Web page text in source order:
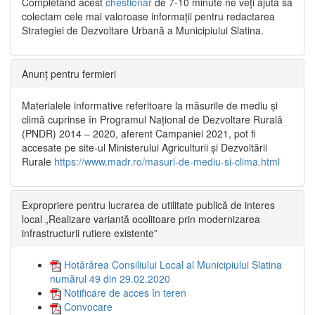
colectam cele mai valoroase informații pentru redactarea
Strategiei de Dezvoltare Urbană a Municipiului Slatina.
Anunț pentru fermieri
Materialele informative referitoare la măsurile de mediu și
climă cuprinse în Programul Național de Dezvoltare Rurală
(PNDR) 2014 – 2020, aferent Campaniei 2021, pot fi
accesate pe site-ul Ministerului Agriculturii și Dezvoltării
Rurale https://www.madr.ro/masuri-de-mediu-si-clima.html
Expropriere pentru lucrarea de utilitate publică de interes
local „Realizare variantă ocolitoare prin modernizarea
infrastructurii rutiere existente”
Hotărârea Consiliului Local al Municipiului Slatina
numărul 49 din 29.02.2020
Notificare de acces în teren
Convocare